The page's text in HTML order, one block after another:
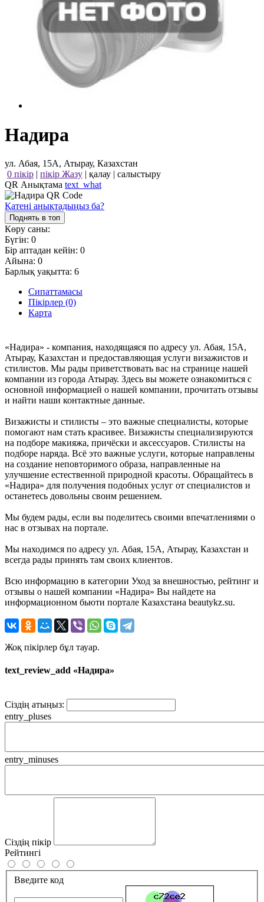
Надира
ул. Абая, 15А, Атырау, Казахстан
0 пікір | пікір Жазу | қалау | салыстыру
QR Анықтама text_what
Қатені анықтадыңыз ба?
Поднять в топ
Көру саны:
Бүгін: 0
Бір аптадан кейін: 0
Айына: 0
Барлық уақытта: 6
Сипаттамасы
Пікірлер (0)
Карта
«Надира» - компания, находящаяся по адресу ул. Абая, 15А,
Атырау, Казахстан и предоставляющая услуги визажистов и
стилистов. Мы рады приветствовать вас на странице нашей
компании из города Атырау. Здесь вы можете ознакомиться с
основной информацией о нашей компании, прочитать отзывы
и найти наши контактные данные.
Визажисты и стилисты – это важные специалисты, которые
помогают нам стать красивее. Визажисты специализируются
на подборе макияжа, причёски и аксессуаров. Стилисты на
подборе наряда. Всё это важные услуги, которые направлены
на создание неповторимого образа, направленные на
улучшение естественной природной красоты. Обращайтесь в
«Надира» для получения подобных услуг от специалистов и
останетесь довольны своим решением.
Мы будем рады, если вы поделитесь своими впечатлениями о
нас в отзывах на портале.
Мы находимся по адресу ул. Абая, 15А, Атырау, Казахстан и
всегда рады принять там своих клиентов.
Всю информацию в категории Уход за внешностью, рейтинг и
отзывы о нашей компании «Надира» Вы найдете на
информационном бьюти портале Казахстана beautykz.su.
Жоқ пікірлер бұл тауар.
text_review_add «Надира»
Сіздің атыңыз:
entry_pluses
entry_minuses
Сіздің пікір
Рейтингі
Введите код